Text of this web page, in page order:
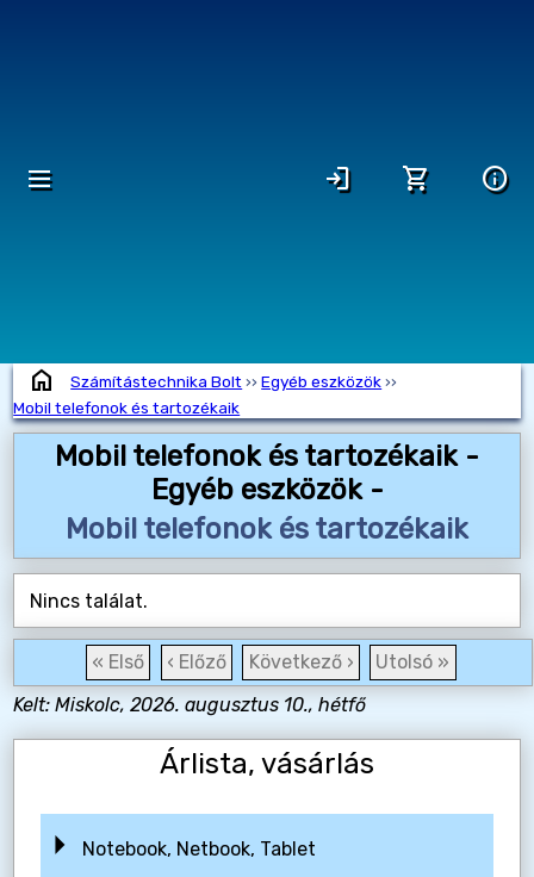
dehaze login shopping_cart info
home Számítástechnika Bolt››Egyéb eszközök››
Mobil telefonok és tartozékaik
Mobil telefonok és tartozékaik -
Egyéb eszközök -
Mobil telefonok és tartozékaik
Nincs találat.
« Első ‹ Előző Következő ›
Utolsó »
Kelt: Miskolc, 2026. augusztus 10., hétfő
Árlista, vásárlás
Notebook, Netbook, Tablet